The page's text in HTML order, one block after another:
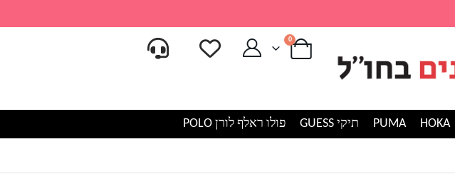
0
HOKA
PUMA תיקי GUESS פולו ראלף לורן POLO